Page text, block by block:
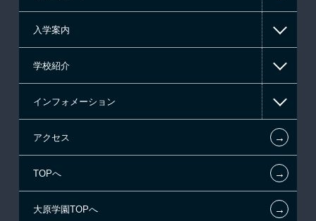
マンガ・イラスト系
東京経営大学 学士取得コース
高等教育の修学支援新制度
日本学生支援機構の奨学金
日本政策金融公庫（国の教育ローン）
提携教育ローン
試験による特待生制度
取得資格による特待生制度
入学案内
一般入学
AO入学制度
特別推薦入学
推薦入学
ボランティア・クラブ・
生徒会活動推薦入学
学校紹介
在校生からあなたへ
夢を叶えた先輩たち
施設・研修所
学生寮・マンションのご案内
インフォメーション
お知らせ・新着情報
在校生へのお知らせ
各種証明書の発行ご希望の方
アクセス ←
TOPへ ←
大原学園TOPへ ←